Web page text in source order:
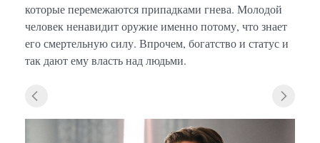
которые перемежаются припадками гнева. Молодой
человек ненавидит оружие именно потому, что знает
его смертельную силу. Впрочем, богатство и статус и
так дают ему власть над людьми.